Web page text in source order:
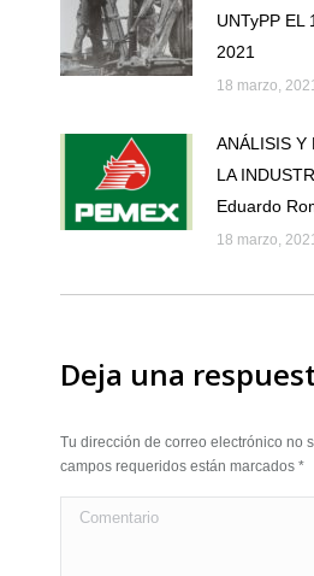
UNTyPP EL
2021
18 marzo,
ANÁLISIS Y
LA
Eduardo
18 marzo,
Deja una
Tu dirección de correo electrónico no
campos requeridos están marcados *
Comentario